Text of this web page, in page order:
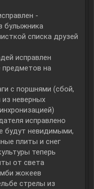
-
булыжника
списка друзей
исправлен
предметов на
с поршнями (сбой,
из неверных
исправлено
будут невидимыми,
плиты и снег
теперь
от света
жокеев
стрелы из